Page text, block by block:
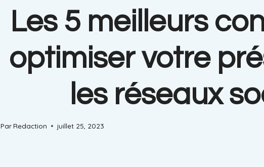
Les 5 meilleurs
optimiser votre
les réseaux
ParRedaction juillet 25, 2023